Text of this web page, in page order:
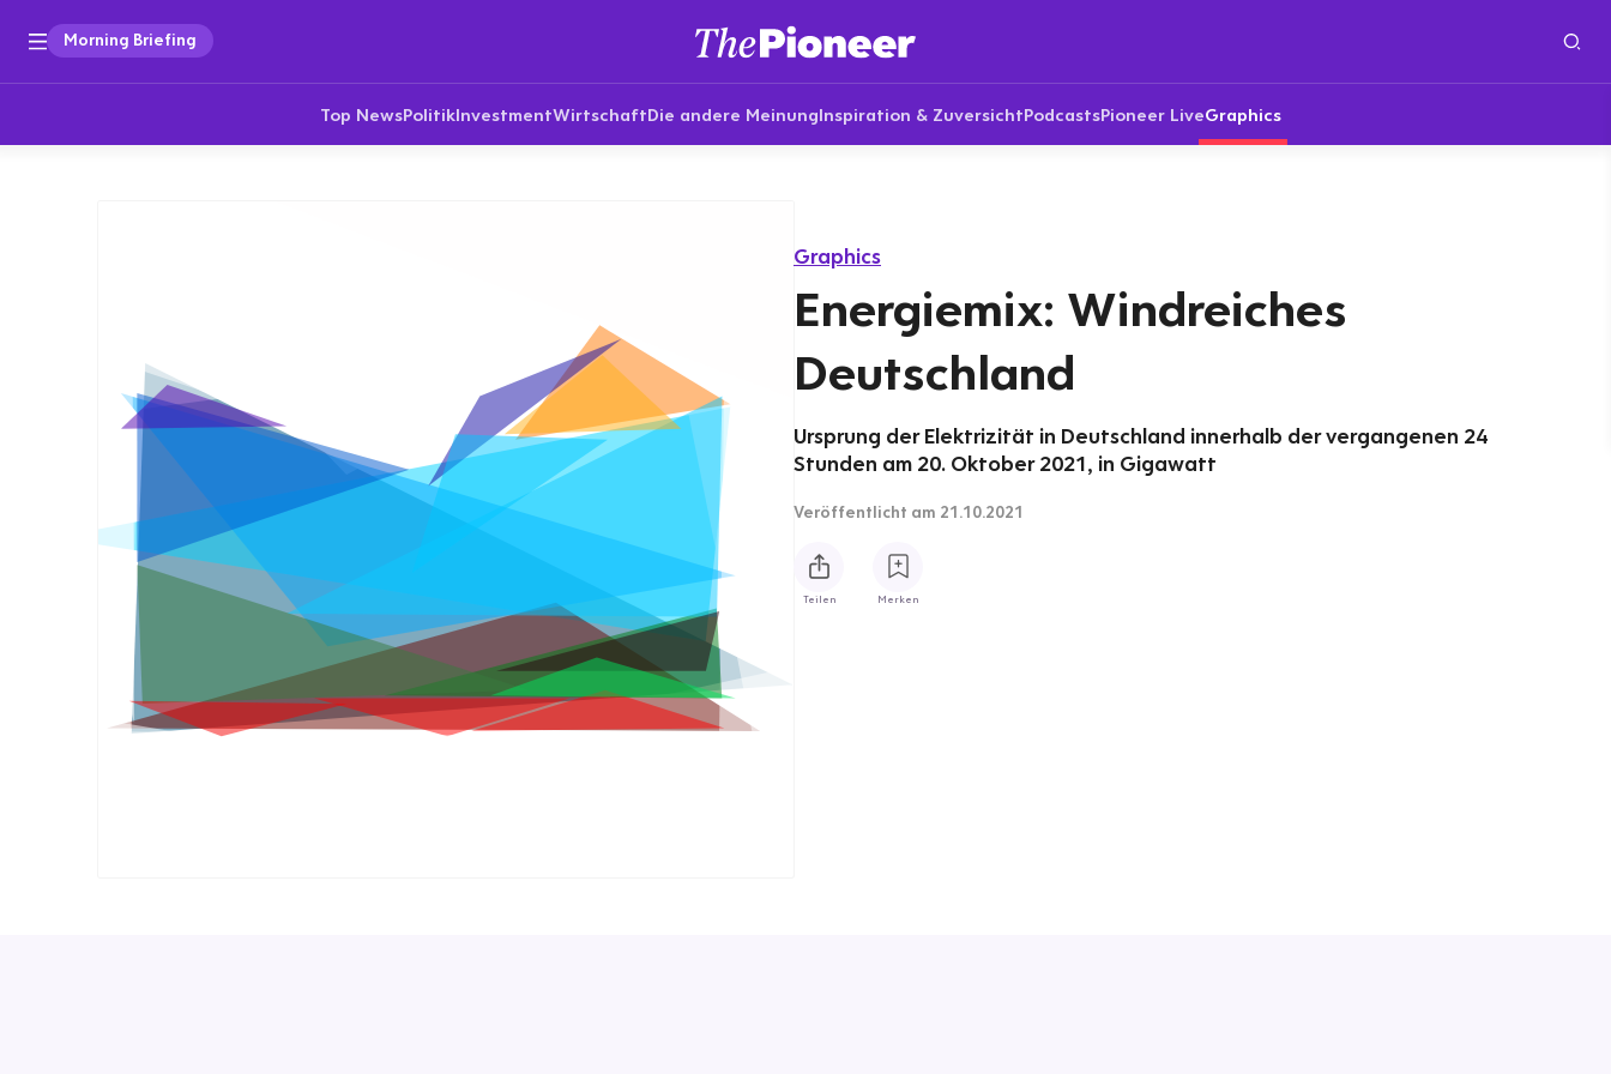
Morning Briefing
Top NewsPolitikInvestmentWirtschaftDie andere MeinungInspiration & ZuversichtPodcastsPioneer LiveGraphics
Graphics
Energiemix: Windreiches
Deutschland
Ursprung der Elektrizität in Deutschland innerhalb der vergangenen 24
Stunden am 20. Oktober 2021, in Gigawatt
Veröffentlicht am 21.10.2021
Teilen Merken